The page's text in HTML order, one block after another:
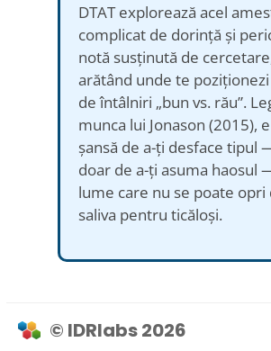
DTAT explorează acel
complicat de dorință și
notă susținută de
arătând unde te
de întâlniri „bun vs. rău”.
munca lui Jonason (2015),
șansă de a-ți desface tipul
doar de a-ți asuma haosul
lume care nu se poate opri
saliva pentru ticăloși.
© IDRlabs 2026